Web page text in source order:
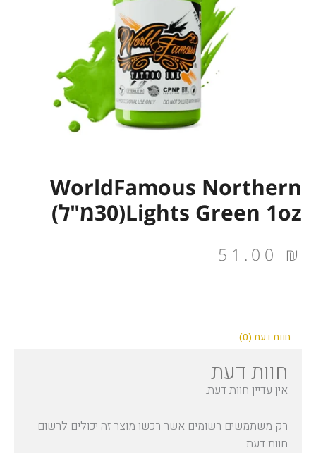
WorldFamous Northern
Lights Green 1oz(30מ"ל)
51.00 ₪
חוות דעת (0)
חוות דעת
אין עדיין חוות דעת.
רק משתמשים רשומים אשר רכשו מוצר זה יכולים לרשום
חוות דעת.